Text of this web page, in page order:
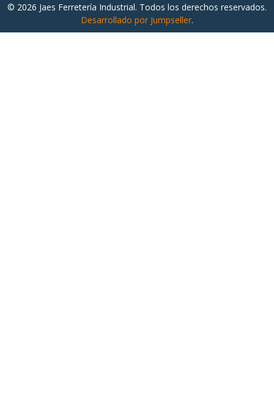
© 2026 Jaes Ferretería Industrial. Todos los derechos reservados.
Desarrollado por Jumpseller.